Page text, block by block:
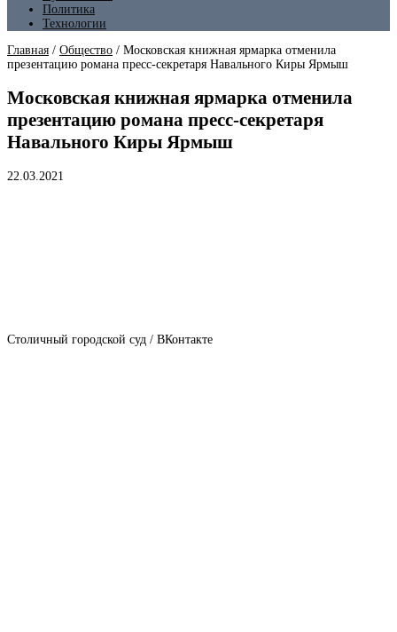
Политика
Технологии
Главная / Общество / Московская книжная ярмарка отменила
презентацию романа пресс-секретаря Навального Киры Ярмыш
Московская книжная ярмарка отменила
презентацию романа пресс-секретаря
Навального Киры Ярмыш
22.03.2021
Столичный городской суд / ВКонтакте